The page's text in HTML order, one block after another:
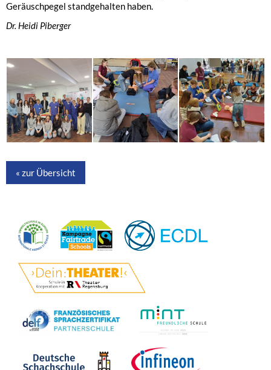
Geräuschpegel standgehalten haben.
Dr. Heidi Piberger
« zur Übersicht